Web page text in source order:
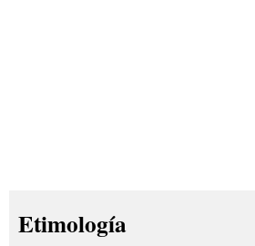
Etimología